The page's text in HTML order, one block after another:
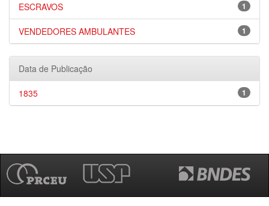
1
ESCRAVOS
1
VENDEDORES AMBULANTES
Data de Publicação
1
1835